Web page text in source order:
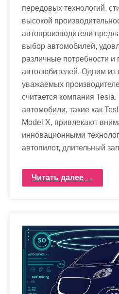
передовых технологий,
высокой
автопроизводители
выбор автомобилей,
различные потребности и
автолюбителей. Одним
уважаемых
считается компания
автомобили, такие как
Model X, привлекают
инновационными
автопилот, длительный
Читать далее →